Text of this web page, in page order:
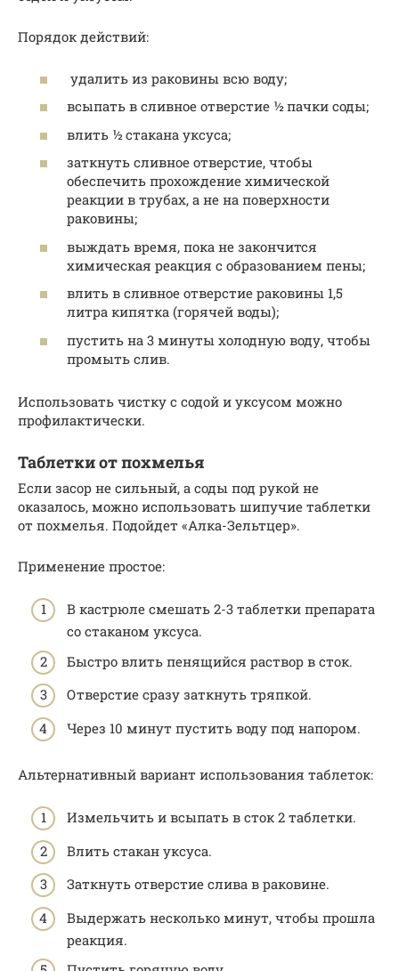
Порядок действий:
удалить из раковины всю воду;
всыпать в сливное отверстие ½ пачки соды;
влить ½ стакана уксуса;
заткнуть сливное отверстие, чтобы
обеспечить прохождение химической
реакции в трубах, а не на поверхности
раковины;
выждать время, пока не закончится
химическая реакция с образованием пены;
влить в сливное отверстие раковины 1,5
литра кипятка (горячей воды);
пустить на 3 минуты холодную воду, чтобы
промыть слив.
Использовать чистку с содой и уксусом можно
профилактически.
Таблетки от похмелья
Если засор не сильный, а соды под рукой не
оказалось, можно использовать шипучие таблетки
от похмелья. Подойдет «Алка-Зельтцер».
Применение простое:
В кастрюле смешать 2-3 таблетки препарата
со стаканом уксуса.
Быстро влить пенящийся раствор в сток.
Отверстие сразу заткнуть тряпкой.
Через 10 минут пустить воду под напором.
Альтернативный вариант использования таблеток:
Измельчить и всыпать в сток 2 таблетки.
Влить стакан уксуса.
Заткнуть отверстие слива в раковине.
Выдержать несколько минут, чтобы прошла
реакция.